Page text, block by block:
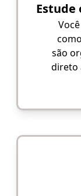
Estude
são
direto